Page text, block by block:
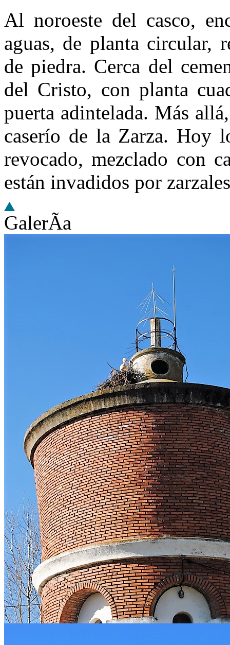
Al noroeste del casco,
aguas, de planta circular,
de piedra. Cerca del
del Cristo, con planta
puerta adintelada. Más
caserío de la Zarza. Hoy
revocado, mezclado con
están invadidos por
GalerÃ­a